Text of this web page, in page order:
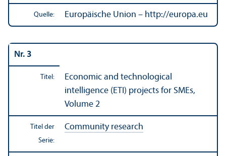
Quelle: Europäische Union – http://europa.eu
Nr. 3
Titel:
Economic and technological
intelligence (ETI) projects for SMEs,
Volume 2
Titel der
Serie:
Community research